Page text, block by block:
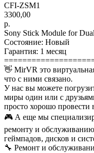
CFI-ZSM1
3300,00
р.
Sony Stick Module for
Состояние: Новый
Гарантия: 1 месяц
👋 MirVR это
что с ними связано.
У нас вы можете
миры один или с
просто хорошо провести
🎮 А еще мы
ремонту и
геймпадов, дисков и
🔧 Ремонт и